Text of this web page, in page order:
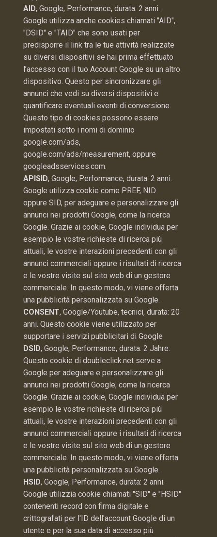
AID, Google, Performance, durata: 2 anni.
Google utilizza anche cookies chiamati "AID",
"DSID" e "TAID" che sono usati per
predisporre il link tra le tue attività realizzate
su diversi dispositivi se hai prima effettuato
l’accesso con il tuo Account Google su un altro
dispositivo. Questo per sincronizzare gli
annunci che vedi su diversi dispositivi e
quantificare eventuali eventi di conversione.
Questo tipo di cookies possono essere
impostati sotto i nomi di dominio
google.com/ads,
google.com/ads/measurement, oppure
googleadsservices.com.
APISID, Google, Performance, durata: 2 anni.
Google utilizza cookie come PREF, NID
oppure SID, per adeguare e personalizzare gli
annunci nei prodotti Google, come la ricerca
Google. Grazie ai cookie, Google individua per
esempio le vostre richieste di ricerca più
attuali, le vostre interazioni precedenti con gli
annunci commerciali oppure i risultati di ricerca
e le vostre visite sul sito web di un gestore
commerciale. In questo modo, vi viene offerta
una pubblicità personalizzata su Google.
CONSENT, Google/Youtube, tecnici, durata: 20
anni. Questo cookie viene utilizzato per
supportare i servizi pubblicitari di Google
DSID, Google, Performance, durata: 2 Jahre.
Questo cookie di doubleclick.net serve a
Google per adeguare e personalizzare gli
annunci nei prodotti Google, come la ricerca
Google. Grazie ai cookie, Google individua per
esempio le vostre richieste di ricerca più
attuali, le vostre interazioni precedenti con gli
annunci commerciali oppure i risultati di ricerca
e le vostre visite sul sito web di un gestore
commerciale. In questo modo, vi viene offerta
una pubblicità personalizzata su Google.
HSID, Google, Performance, durata: 2 anni.
Google utilizzia cookie chiamati "SID" e "HSID"
contenenti record con firma digitale e
crittografati per l'ID dell'account Google di un
utente e per la sua data di accesso più